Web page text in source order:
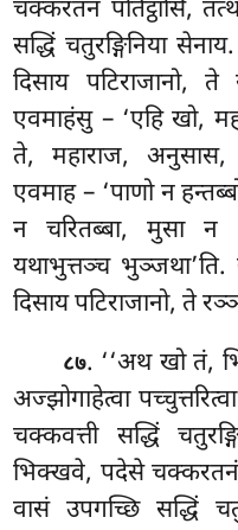
चक्करतनं पतिट्ठासि,
सद्धिं चतुरङ्गिनिया
दिसाय पटिराजानो, ते
एवमाहंसु – ‘एहि खो,
ते, महाराज, अनुसास,
एवमाह – ‘पाणो न
न चरितब्बा, मुसा न
यथाभुत्तञ्च
दिसाय पटिराजानो, ते
८७. ‘‘अथ खो तं,
अज्झोगाहेत्वा
चक्कवत्ती सद्धिं
भिक्खवे, पदेसे चक्करतनं
वासं उपगच्छि सद्धिं